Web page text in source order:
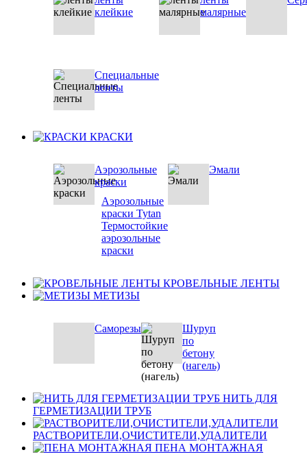
клейкие
малярные
Специальные
ленты
КРАСКИ
Аэрозольные
краски
Аэрозольные
краски Tytan
Термостойкие
аэрозольные
краски
Эмали
КРОВЕЛЬНЫЕ ЛЕНТЫ
МЕТИЗЫ
Саморезы
Шуруп
по
бетону
(нагель)
НИТЬ ДЛЯ
ГЕРМЕТИЗАЦИИ ТРУБ
РАСТВОРИТЕЛИ,ОЧИСТИТЕЛИ,УДАЛИТЕЛИ
ПЕНА МОНТАЖНАЯ